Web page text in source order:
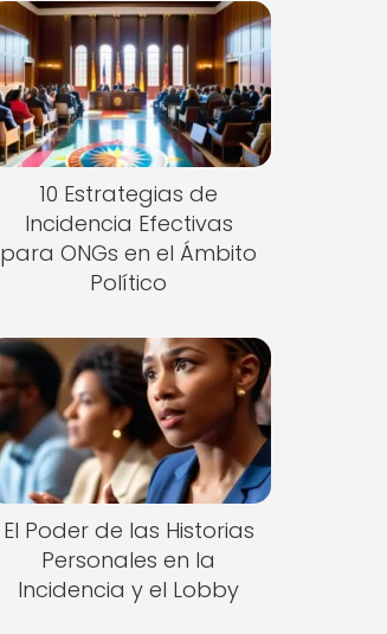
10 Estrategias de
Incidencia Efectivas
para ONGs en el Ámbito
Político
El Poder de las Historias
Personales en la
Incidencia y el Lobby